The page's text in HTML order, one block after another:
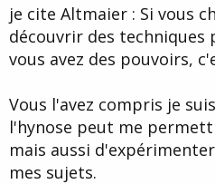
je cite Altmaier : Si vous
découvrir des techniques
vous avez des pouvoirs,
Vous l'avez compris je
l'hynose peut me
mais aussi
mes sujets.